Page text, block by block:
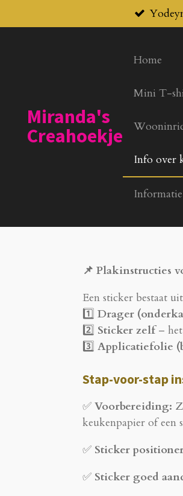
direct
Miranda's
Creahoekje
Home
Mini T-
Info over
Informatie
📌 Plakinstructies
Een sticker bestaat uit
1️⃣ Drager
2️⃣ Sticker zelf– het
3️⃣ Applicatiefolie
Stap-voor-stap
✅ Voorbereiding:
keukenpapier of een
✅ Sticker
✅ Sticker goed